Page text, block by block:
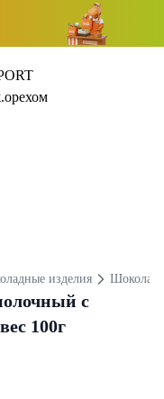
изделия Шоколад
с
100г